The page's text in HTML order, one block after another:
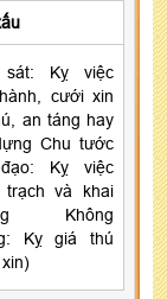
sát: Kỵ việc
cưới xin
an táng hay
Chu tước
Kỵ việc
trạch và khai
Không
Kỵ giá thú